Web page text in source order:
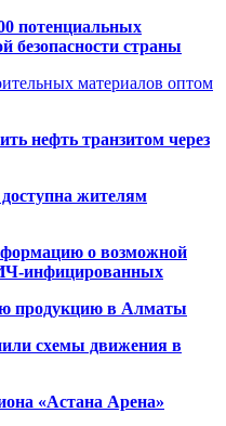
потенциальных
безопасности страны
материалов оптом
нефть транзитом через
жителям
о возможной
инфицированных
продукцию в Алматы
схемы движения в
«Астана Арена»